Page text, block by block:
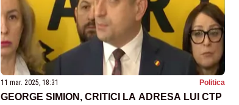
11 mar. 2025, 18:31 Politica
GEORGE SIMION, CRITICI LA ADRESA LUI CTP